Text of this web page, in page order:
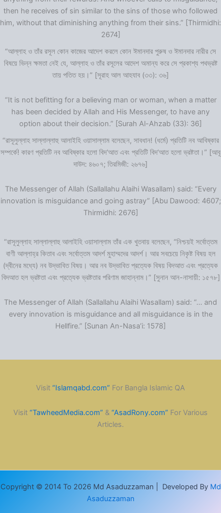
then he receives of sin similar to the sins of those who followed
him, without that diminishing anything from their sins.” [Thirmidhi:
2674]
“আল্লাহ ও তাঁর রসূল কোন কাজের আদেশ করলে কোন ঈমানদার পুরুষ ও ঈমানদার নারীর সে
বিষয়ে ভিন্ন ক্ষমতা নেই যে, আল্লাহ ও তাঁর রসূলের আদেশ অমান্য করে সে প্রকাশ্য পথভ্রষ্ট
তায় পতিত হয়।” [সূরাহ আল আহযাব (৩৩): ৩৬]
“It is not befitting for a believing man or woman, when a matter
has been decided by Allah and His Messenger, to have any
option about their decision.” [Surah Al-Ahzab (33): 36]
“রাসূলুল্লাহ সাল্লাল্লাহু আলাইহি ওয়াসাল্লাম বলেছেন, সাবধান! (ধর্মে) প্রতিটি নব আবিষ্কার
সম্পর্কে! কারণ প্রতিটি নব আবিষ্কার হলো বিদ‘আত এবং প্রতিটি বিদ‘আত হলো ভ্রষ্টতা।” [আবূ
দাউদ: ৪৬০৭; তিরমিজী: ২৬৭৬]
The Messenger of Allah (Sallallahu Alaihi Wasallam) said: “Every
innovation is misguidance and going astray” [Abu Dawood: 4607;
Thirmidhi: 2676]
“রাসূলুল্লাহ সাল্লাল্লাহু আলাইহি ওয়াসাল্লাম তাঁর এক খুতবায় বলেছেন, “নিশ্চয়ই সর্বোত্তম
বাণী আল্লাহ্‌র কিতাব এবং সর্বোত্তম আদর্শ মুহাম্মদের আদর্শ। আর সবচেয়ে নিকৃষ্ট বিষয় হল
(দ্বীনের মধ্যে) নব উদ্ভাবিত বিষয়। আর নব উদ্ভাবিত প্রত্যেক বিষয় বিদআত এবং প্রত্যেক
বিদআত হল ভ্রষ্টতা এবং প্রত্যেক ভ্রষ্টতার পরিণাম জাহান্নাম।” [সুনান আন-নাসায়ী: ১৫৭৮]
The Messenger of Allah (Sallallahu Alaihi Wasallam) said: “… and
every innovation is misguidance and all misguidance is in the
Hellfire.” [Sunan An-Nasa’i: 1578]
Visit “Islamqabd.com” For Bangla Islamic QA
Visit “TawheedMedia.com” & “AsadRony.com” For Various
Articles.
Copyright © 2014 To 2026 Md Asaduzzaman | Developed By Md
Asaduzzaman